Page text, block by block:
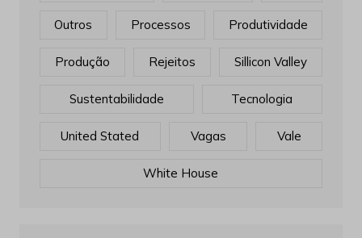
Outros Processos Produtividade
Produção Rejeitos Sillicon Valley
Sustentabilidade Tecnologia
United Stated Vagas Vale
White House